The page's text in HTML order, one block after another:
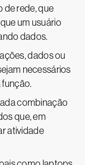
de rede, que
um usuário
dados.
dados ou
necessários
combinação
que, em
atividade